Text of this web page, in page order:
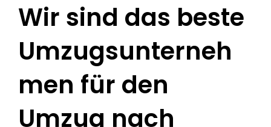
Wir sind das beste
Umzugsunterneh
men für den
Umzug nach